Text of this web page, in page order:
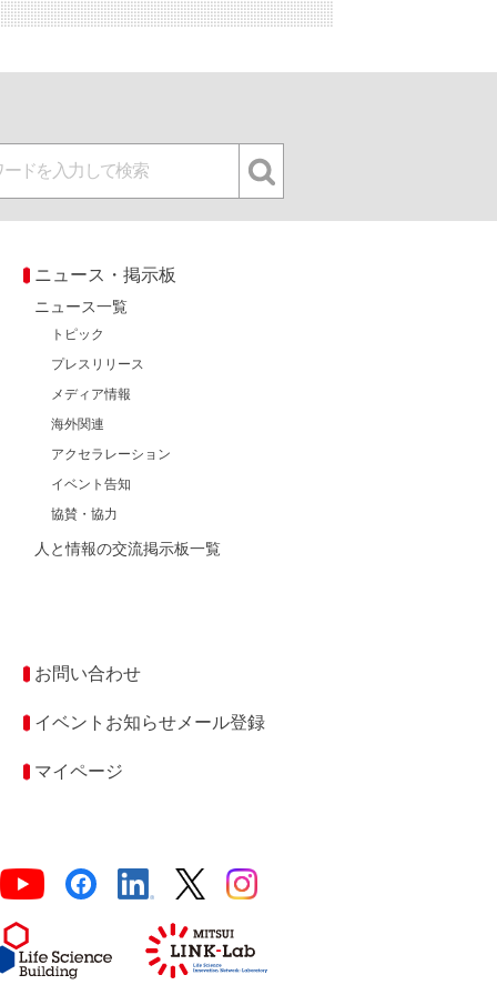
ニュース・掲示板
ニュース一覧
トピック
プレスリリース
メディア情報
海外関連
アクセラレーション
イベント告知
協賛・協力
人と情報の交流掲示板一覧
お問い合わせ
イベントお知らせメール登録
マイページ